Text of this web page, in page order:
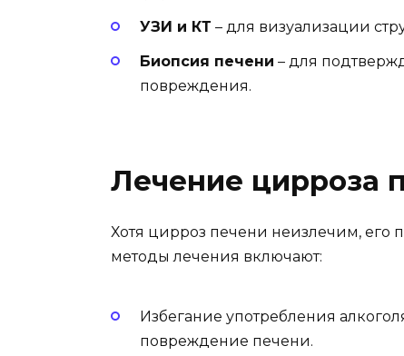
УЗИ и КТ – для визуализации
Биопсия печени – для
повреждения.
Лечение цирроза
Хотя цирроз печени неизлечим, его
методы лечения включают:
Избегание употребления
повреждение печени.